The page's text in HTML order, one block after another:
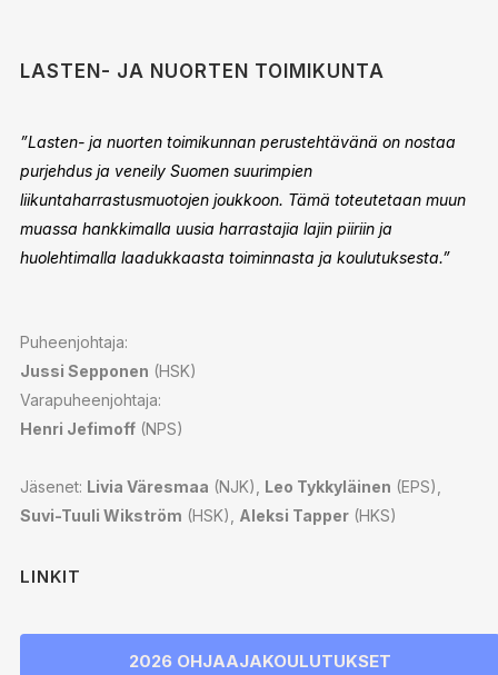
LASTEN- JA NUORTEN TOIMIKUNTA
”Lasten- ja nuorten toimikunnan perustehtävänä on nostaa
purjehdus ja veneily Suomen suurimpien
liikuntaharrastusmuotojen joukkoon. Tämä toteutetaan muun
muassa hankkimalla uusia harrastajia lajin piiriin ja
huolehtimalla laadukkaasta toiminnasta ja koulutuksesta.”
Puheenjohtaja:
Jussi Sepponen (HSK)
Varapuheenjohtaja:
Henri Jefimoff(NPS)
Jäsenet: Livia Väresmaa (NJK), Leo Tykkyläinen (EPS),
Suvi-Tuuli Wikström (HSK), Aleksi Tapper(HKS)
LINKIT
2026 OHJAAJAKOULUTUKSET